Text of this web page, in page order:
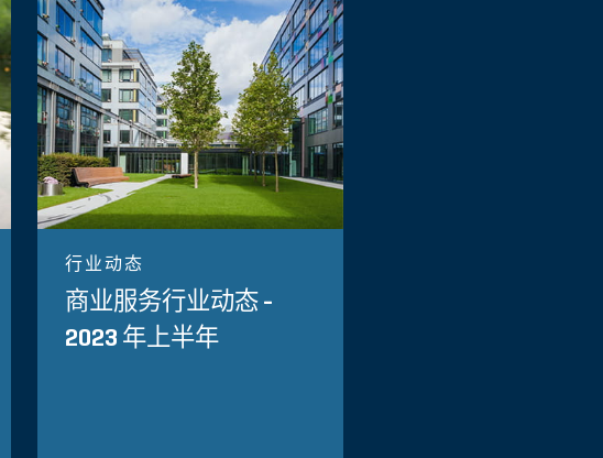
行业动态
商业服务行业动态 -
2023 年上半年